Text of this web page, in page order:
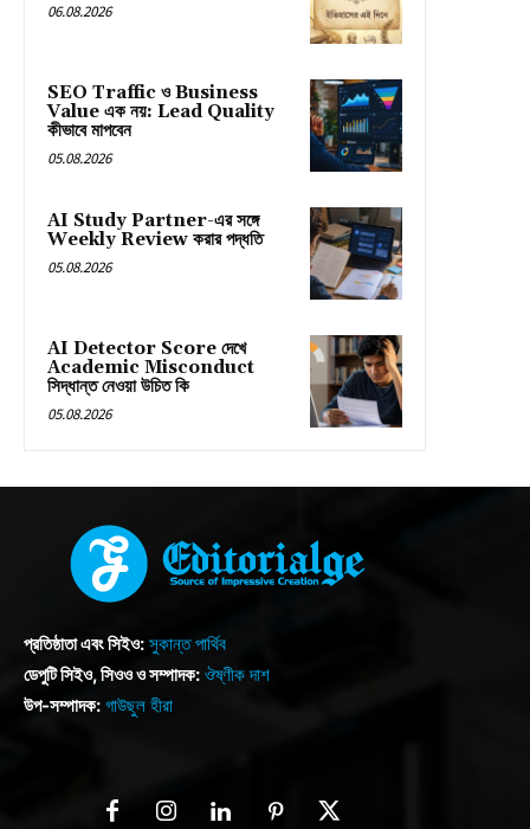
06.08.2026
SEO Traffic ও Business
Value এক নয়: Lead Quality
কীভাবে মাপবেন
05.08.2026
AI Study Partner-এর সঙ্গে
Weekly Review করার পদ্ধতি
05.08.2026
AI Detector Score দেখে
Academic Misconduct
সিদ্ধান্ত নেওয়া উচিত কি
05.08.2026
প্রতিষ্ঠাতা এবং সিইও: সুকান্ত পার্থিব
ডেপুটি সিইও, সিওও ও সম্পাদক: ঔষ্ণীক দাশ
উপ-সম্পাদক: গাউছুল হীরা